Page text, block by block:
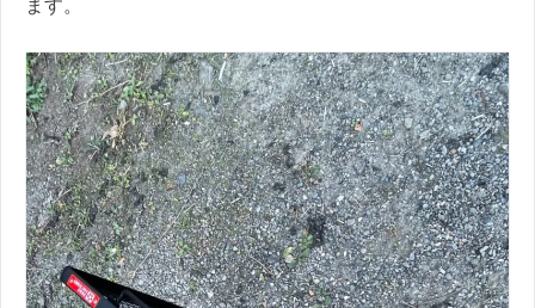
ます。